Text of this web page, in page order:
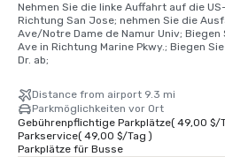
Nehmen Sie die linke Auffahrt auf die
Richtung San Jose; nehmen Sie die
Ave/Notre Dame de Namur Univ;
Ave in Richtung Marine Pkwy.; Biegen
Dr. ab;
Distance from airport 9.3 mi
Parkmöglichkeiten vor Ort
Gebührenpflichtige Parkplätze( 49,00 $/
Parkservice( 49,00 $/Tag )
Parkplätze für Busse